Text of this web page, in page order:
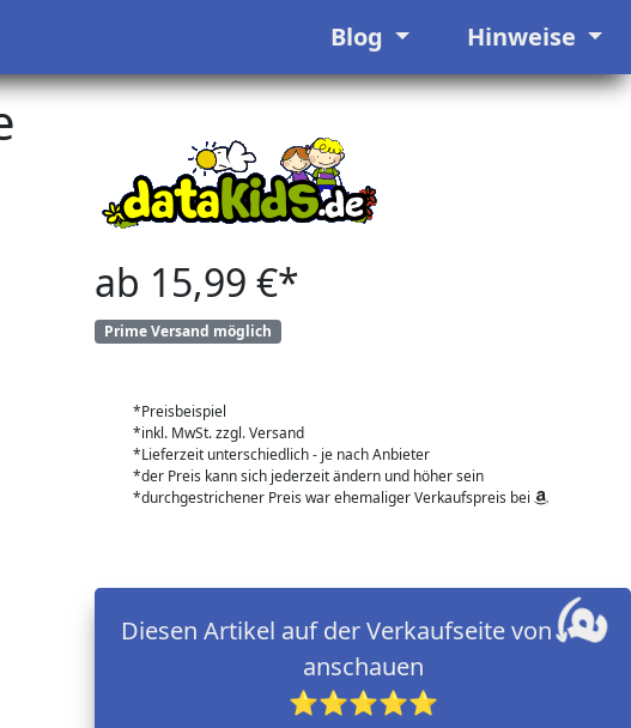
Blog Hinweise
ab 15,99 €*
Prime Versand möglich
*Preisbeispiel
*inkl. MwSt. zzgl. Versand
*Lieferzeit unterschiedlich - je nach Anbieter
*der Preis kann sich jederzeit ändern und höher sein
*durchgestrichener Preis war ehemaliger Verkaufspreis bei
Diesen Artikel auf der Verkaufseite von
anschauen
⭐⭐⭐⭐⭐